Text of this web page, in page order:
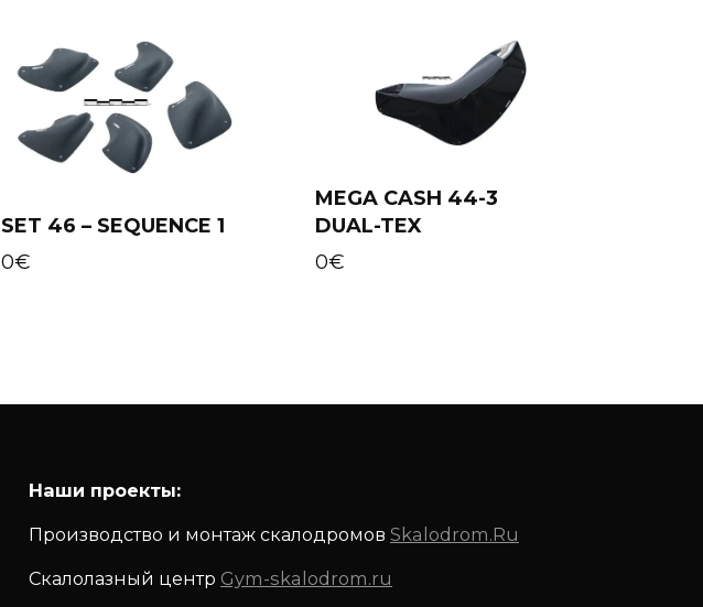
SET 46 – SEQUENCE 1
0€
Add to cart
MEGA CASH 44-3
DUAL-TEX
0€
Наши проекты:
Производство и монтаж скалодромов Skalodrom.Ru
Скалолазный центр Gym-skalodrom.ru